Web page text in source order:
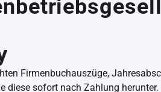
Firmenbuchauszüge,
diese sofort nach Zahlung herunter.